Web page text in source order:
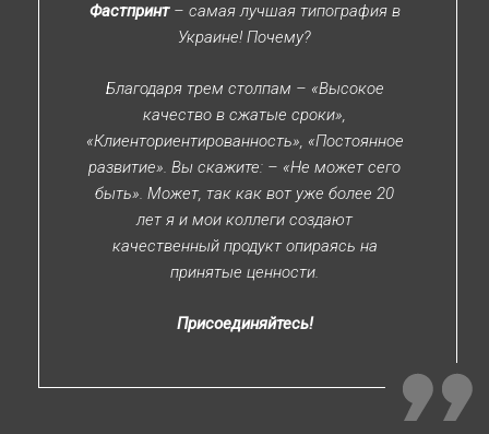
Фастпринт– самая лучшая типография в
Украине! Почему?
Благодаря трем столпам – «Высокое
качество в сжатые сроки»,
«Клиенториентированность», «Постоянное
развитие». Вы скажите: – «Не может сего
быть». Может, так как вот уже более 20
лет я и мои коллеги создают
качественный продукт опираясь на
принятые ценности.
Присоединяйтесь!